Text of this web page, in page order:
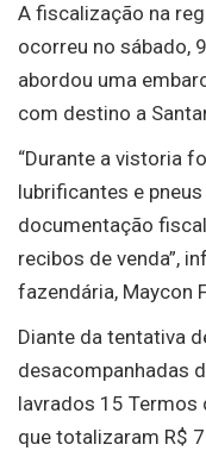
A fiscalização na
ocorreu no sábado,
abordou uma
com destino a
“Durante a vistoria
lubrificantes e
documentação
recibos de venda”,
fazendária, Maycon
Diante da tentativa
desacompanhadas
lavrados 15 Termos
que totalizaram R$